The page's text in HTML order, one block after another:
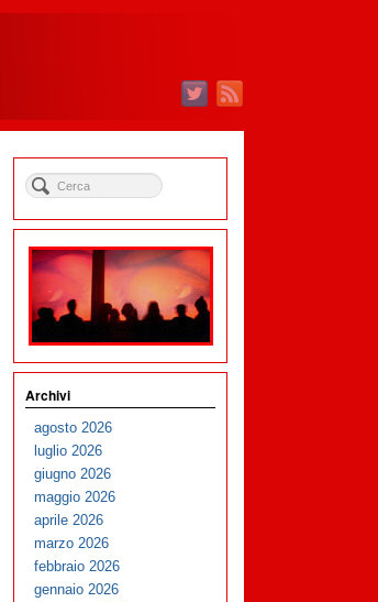
Archivi
agosto 2026
luglio 2026
giugno 2026
maggio 2026
aprile 2026
marzo 2026
febbraio 2026
gennaio 2026